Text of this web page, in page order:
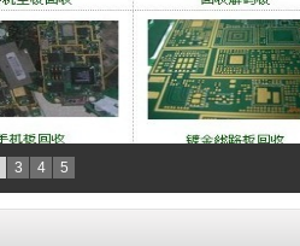
3 4 5